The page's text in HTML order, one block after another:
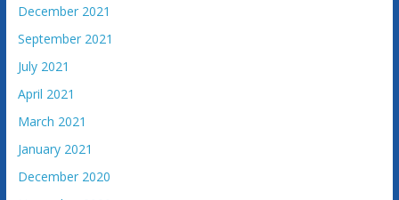
i
n
December 2021
September 2021
July 2021
April 2021
March 2021
January 2021
December 2020